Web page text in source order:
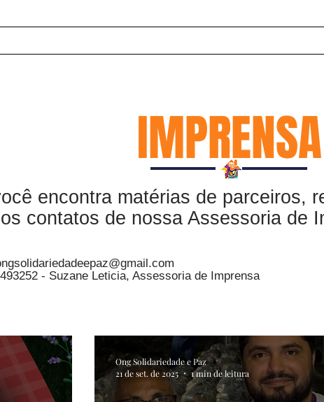
IMPRENSA
encontra matérias de parceiros,
contatos de nossa Assessoria de
- Suzane Leticia, Assessoria de Imprensa
Ong Solidariedade e Paz
21 de set. de 2025
1 min de leitura